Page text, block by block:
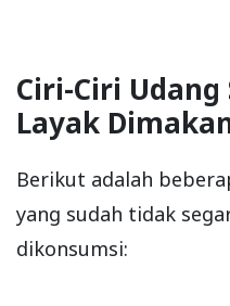
Ciri-Ciri
Layak
Berikut adalah
yang sudah tidak
dikonsumsi: